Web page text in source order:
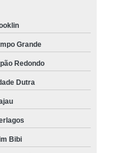
Grande
Redondo
Dutra
Bibi